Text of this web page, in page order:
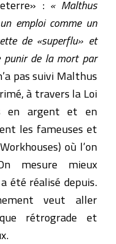
: « Malthus
emploi comme un
de «superflu» et
punir de la mort par
pas suivi Malthus
à travers la Loi
en argent et en
les fameuses et
où l’on
mesure mieux
été réalisé depuis.
veut aller
rétrograde et